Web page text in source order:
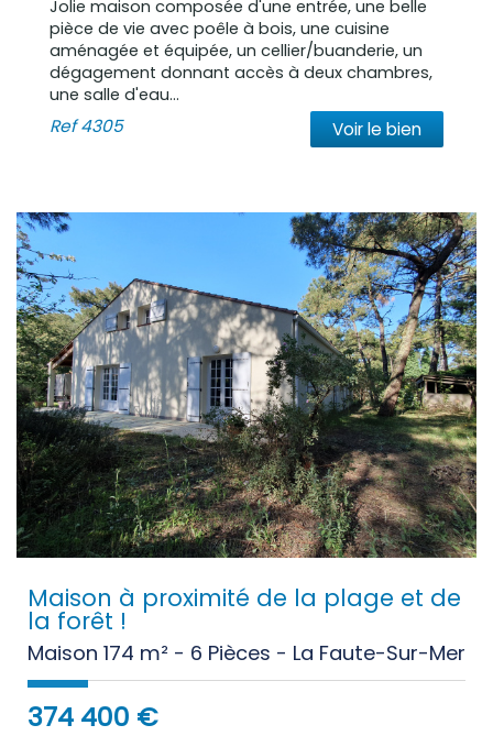
Jolie maison composée d'une entrée, une belle
pièce de vie avec poêle à bois, une cuisine
aménagée et équipée, un cellier/buanderie, un
dégagement donnant accès à deux chambres,
une salle d'eau...
Ref4305 Voir le bien
Maison à proximité de la plage et de
la forêt !
Maison 174 m² - 6 Pièces - La Faute-Sur-Mer
374 400 €